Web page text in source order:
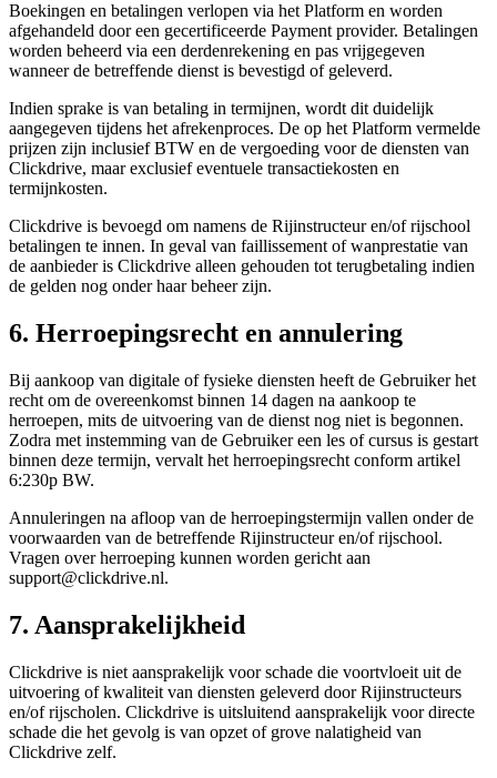
Boekingen en betalingen verlopen via het Platform en worden
afgehandeld door een gecertificeerde Payment provider. Betalingen
worden beheerd via een derdenrekening en pas vrijgegeven
wanneer de betreffende dienst is bevestigd of geleverd.
Indien sprake is van betaling in termijnen, wordt dit duidelijk
aangegeven tijdens het afrekenproces. De op het Platform vermelde
prijzen zijn inclusief BTW en de vergoeding voor de diensten van
Clickdrive, maar exclusief eventuele transactiekosten en
termijnkosten.
Clickdrive is bevoegd om namens de Rijinstructeur en/of rijschool
betalingen te innen. In geval van faillissement of wanprestatie van
de aanbieder is Clickdrive alleen gehouden tot terugbetaling indien
de gelden nog onder haar beheer zijn.
6. Herroepingsrecht en annulering
Bij aankoop van digitale of fysieke diensten heeft de Gebruiker het
recht om de overeenkomst binnen 14 dagen na aankoop te
herroepen, mits de uitvoering van de dienst nog niet is begonnen.
Zodra met instemming van de Gebruiker een les of cursus is gestart
binnen deze termijn, vervalt het herroepingsrecht conform artikel
6:230p BW.
Annuleringen na afloop van de herroepingstermijn vallen onder de
voorwaarden van de betreffende Rijinstructeur en/of rijschool.
Vragen over herroeping kunnen worden gericht aan
support@clickdrive.nl.
7. Aansprakelijkheid
Clickdrive is niet aansprakelijk voor schade die voortvloeit uit de
uitvoering of kwaliteit van diensten geleverd door Rijinstructeurs
en/of rijscholen. Clickdrive is uitsluitend aansprakelijk voor directe
schade die het gevolg is van opzet of grove nalatigheid van
Clickdrive zelf.